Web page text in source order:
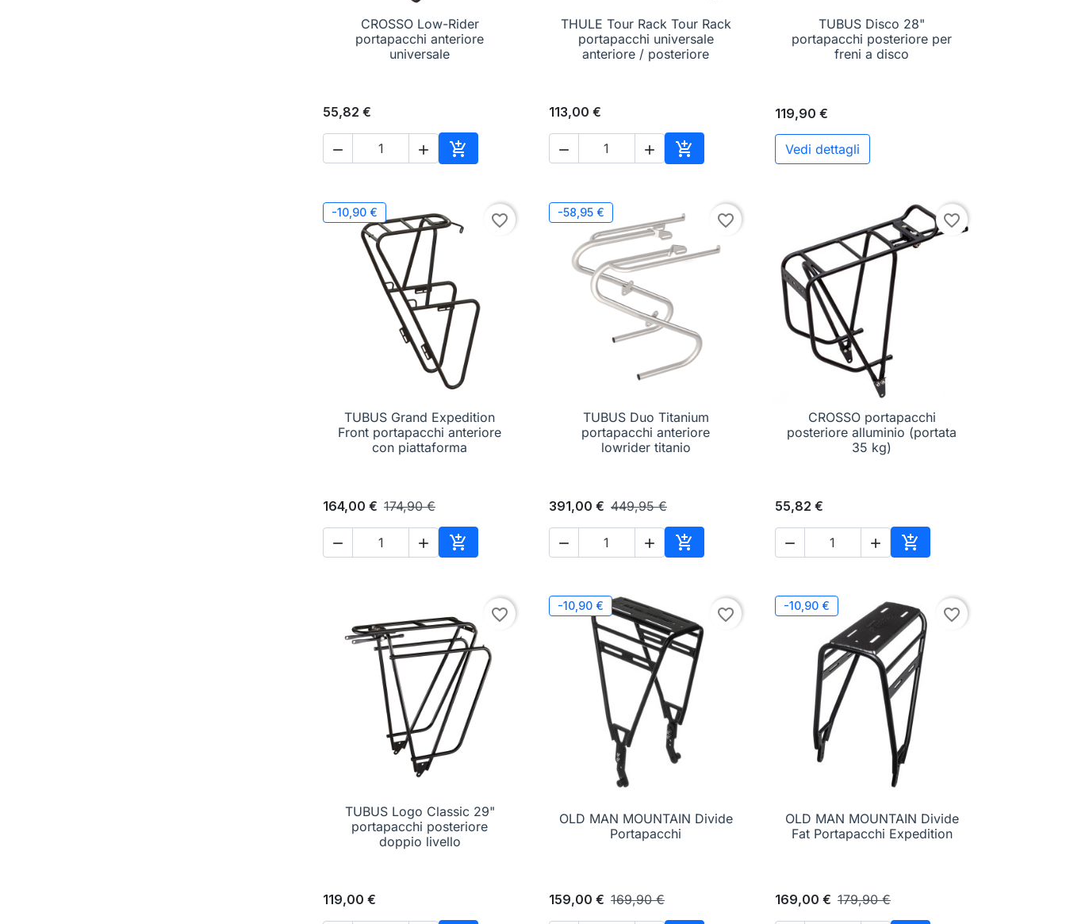
 Anteprima
CROSSO Low-Rider
portapacchi anteriore
universale
55,82 €
  
Aggiungi al carrello
 Anteprima
THULE Tour Rack Tour Rack
portapacchi universale
anteriore / posteriore
113,00 €
  
Aggiungi al carrello
 Anteprima
TUBUS Disco 28"
portapacchi posteriore per
freni a disco
119,90 €
Vedi dettagli
-10,90 € favorite_border
 Anteprima
TUBUS Grand Expedition
Front portapacchi anteriore
con piattaforma
164,00 € 174,90 €
  
Aggiungi al carrello
-58,95 € favorite_border
 Anteprima
TUBUS Duo Titanium
portapacchi anteriore
lowrider titanio
391,00 € 449,95 €
  
Aggiungi al carrello
favorite_border
 Anteprima
CROSSO portapacchi
posteriore alluminio (portata
35 kg)
55,82 €
  
Aggiungi al carrello
favorite_border
 Anteprima
TUBUS Logo Classic 29"
portapacchi posteriore
doppio livello
119,00 €
-10,90 € favorite_border
 Anteprima
OLD MAN MOUNTAIN Divide
Portapacchi
159,00 € 169,90 €
-10,90 € favorite_border
 Anteprima
OLD MAN MOUNTAIN Divide
Fat Portapacchi Expedition
169,00 € 179,90 €